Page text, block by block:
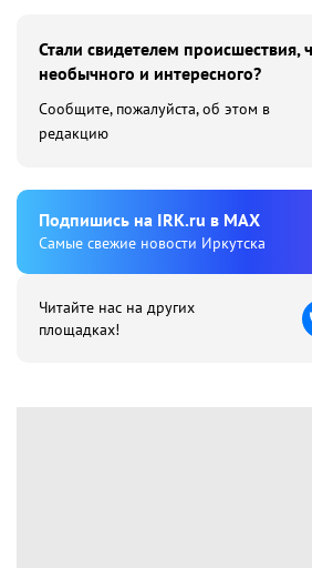
Стали свидетелем происшествия,
необычного и интересного?
Сообщите, пожалуйста, об этом в
редакцию
Подпишиcь на IRK.ru в MAX
Cамые свежие новости Иркутска
Читайте нас на других
площадках!